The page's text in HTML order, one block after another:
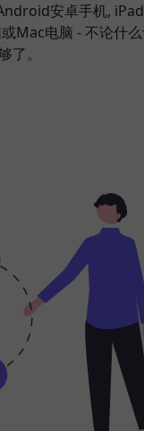
安卓手机,
Mac电脑 - 不论什
了。